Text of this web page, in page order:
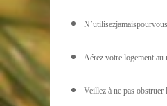
Aérez votre logement
Veillez à ne pas obstruer